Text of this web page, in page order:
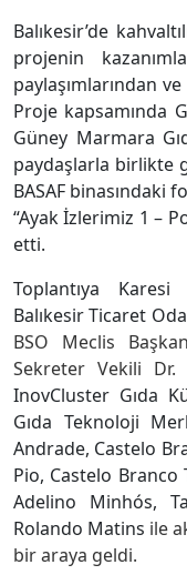
Balıkesir’de
projenin
paylaşımlarından
Proje kapsamında
Güney Marmara
paydaşlarla birlikte
BASAF binasındaki
“Ayak İzlerimiz 1 –
etti.
Toplantıya Karesi
Balıkesir Ticaret
BSO Meclis
Sekreter Vekili Dr.
InovCluster Gıda
Gıda Teknoloji
Andrade, Castelo
Pio, Castelo Branco
Adelino Minhós,
Rolando Matins ile
bir araya geldi.